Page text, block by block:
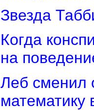
Звезда
Когда
на
Леб сменил
математику